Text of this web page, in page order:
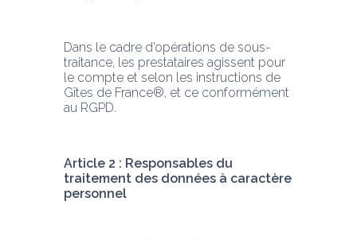
Dans le cadre d’opérations de sous-
traitance, les prestataires agissent pour
le compte et selon les instructions de
Gîtes de France®, et ce conformément
au RGPD.
Article 2 : Responsables du
traitement des données à caractère
personnel